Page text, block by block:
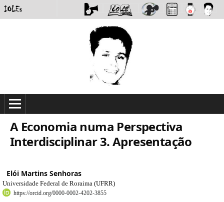
A Economia numa Perspectiva
Interdisciplinar 3. Apresentação
Elói Martins Senhoras
Universidade Federal de Roraima (UFRR)
https://orcid.org/0000-0002-4202-3855